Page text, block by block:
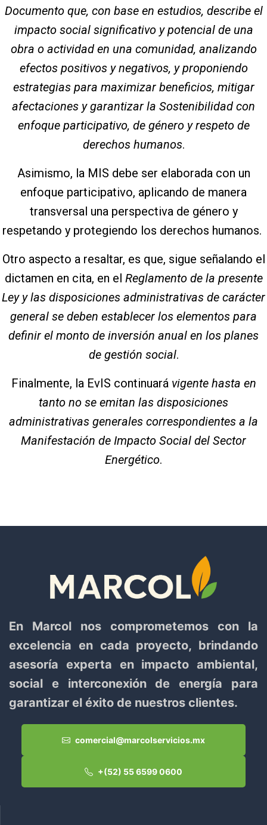
Documento que, con base en estudios, describe el
impacto social significativo y potencial de una
obra o actividad en una comunidad, analizando
efectos positivos y negativos, y proponiendo
estrategias para maximizar beneficios, mitigar
afectaciones y garantizar la Sostenibilidad con
enfoque participativo, de género y respeto de
derechos humanos.
Asimismo, la MIS debe ser elaborada con un
enfoque participativo, aplicando de manera
transversal una perspectiva de género y
respetando y protegiendo los derechos humanos.
Otro aspecto a resaltar, es que, sigue señalando el
dictamen en cita, en el Reglamento de la presente
Ley y las disposiciones administrativas de carácter
general se deben establecer los elementos para
definir el monto de inversión anual en los planes
de gestión social.
Finalmente, la EvIS continuará vigente hasta en
tanto no se emitan las disposiciones
administrativas generales correspondientes a la
Manifestación de Impacto Social del Sector
Energético.
En Marcol nos comprometemos con la
excelencia en cada proyecto, brindando
asesoría experta en impacto ambiental,
social e interconexión de energía para
garantizar el éxito de nuestros clientes.
comercial@marcolservicios.mx
+(52) 55 6599 0600